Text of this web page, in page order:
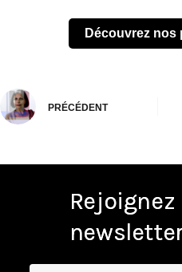
Découvrez nos
PRÉCÉDENT